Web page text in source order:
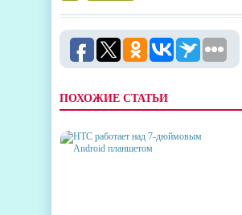
ПОХОЖИЕ СТАТЬИ